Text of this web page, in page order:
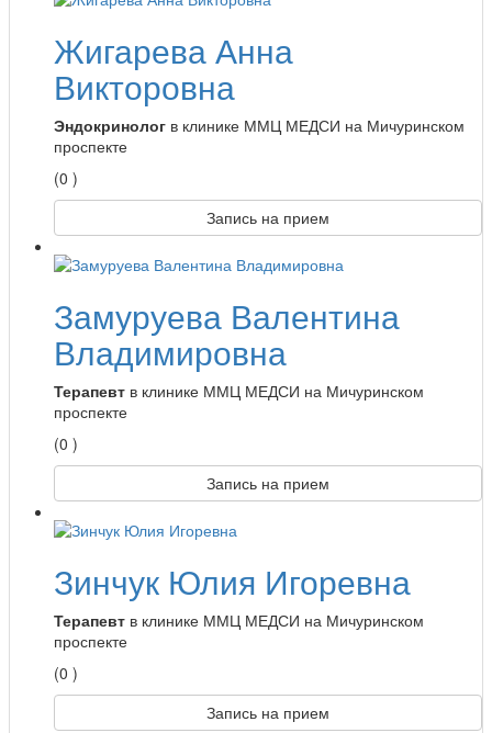
Жигарева Анна
Викторовна
Эндокринолог в клинике ММЦ МЕДСИ на Мичуринском
проспекте
(0 )
Запись на прием
Замуруева Валентина
Владимировна
Терапевт в клинике ММЦ МЕДСИ на Мичуринском
проспекте
(0 )
Запись на прием
Зинчук Юлия Игоревна
Терапевт в клинике ММЦ МЕДСИ на Мичуринском
проспекте
(0 )
Запись на прием